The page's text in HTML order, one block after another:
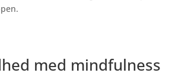
med mindfulness